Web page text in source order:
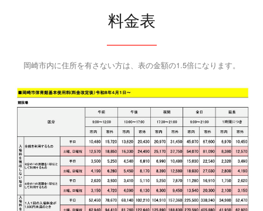
料金表
岡崎市内に住所を有さない方は、表の金額の1.5倍になります。